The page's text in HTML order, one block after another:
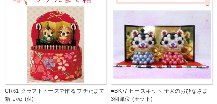
CR61 クラフトビーズで作る プチたまて
箱 いぬ (個)
■BK77 ビーズキット 子犬のおひなさま
3個単位 (セット)